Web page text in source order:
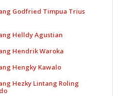
Godfried Timpua Trius
Helldy Agustian
Hendrik Waroka
Hengky Kawalo
Hezky Lintang Roling